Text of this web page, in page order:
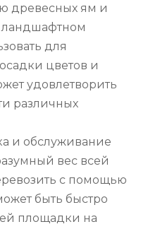
древесных ям и
ландшафтном
для
цветов и
удовлетворить
различных
и обслуживание
вес всей
с помощью
быть быстро
площадки на